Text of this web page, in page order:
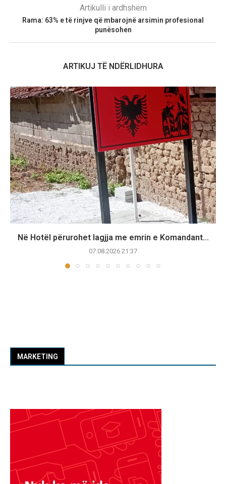
Artikulli i ardhshëm
Rama: 63% e të rinjve që mbarojnë arsimin profesional
punësohen
ARTIKUJ TË NDËRLIDHURA
Në Hotël përurohet lagjja me emrin e Komandant...
07.08.2026 21:37
MARKETING